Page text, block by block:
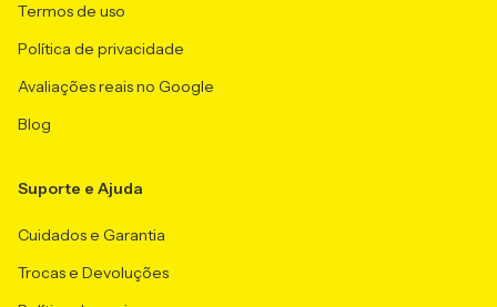
Termos de uso
Política de privacidade
Avaliações reais no Google
Blog
Suporte e Ajuda
Cuidados e Garantia
Trocas e Devoluções